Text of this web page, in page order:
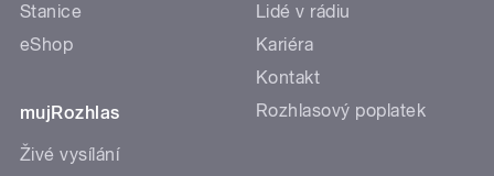
Stanice
eShop
mujRozhlas
Živé vysílání
Lidé v rádiu
Kariéra
Kontakt
Rozhlasový poplatek